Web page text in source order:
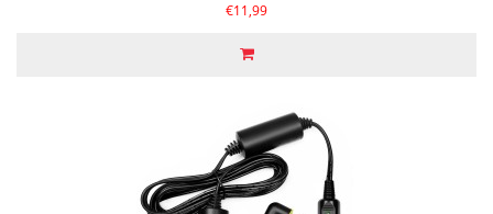
€11,99